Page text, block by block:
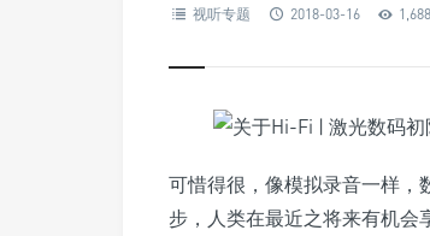
视听专题 2018-03-16 1,688
可惜得很，像模拟录音一样，
步，人类在最近之将来有机会